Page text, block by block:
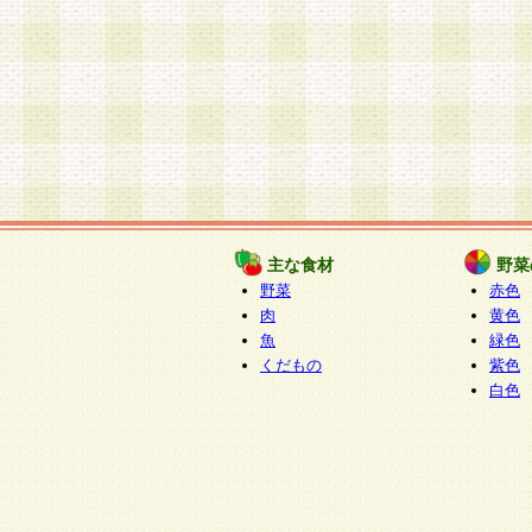
主な食材
野菜
肉
魚
くだもの
野
赤色
黄色
緑色
紫色
白色